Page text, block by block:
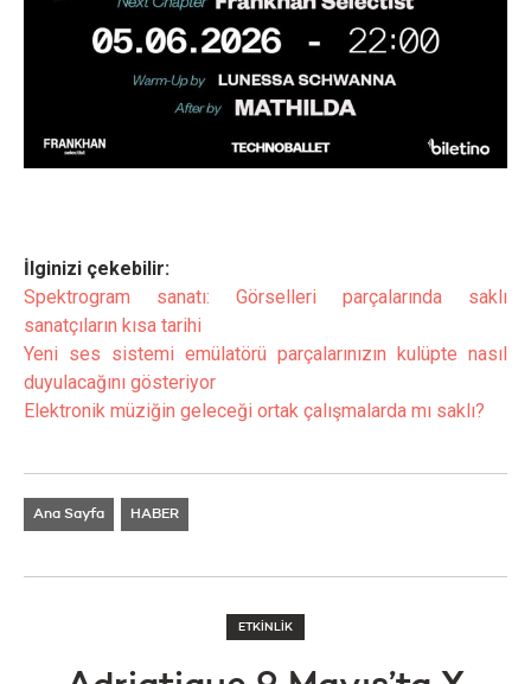
İlginizi çekebilir:
Spektrogram sanatı: Görselleri parçalarında saklı
sanatçıların kısa tarihi
Yeni ses sistemi emülatörü parçalarınızın kulüpte nasıl
duyulacağını gösteriyor
Elektronik müziğin geleceği ortak çalışmalarda mı saklı?
Ana Sayfa HABER
ETKİNLİK